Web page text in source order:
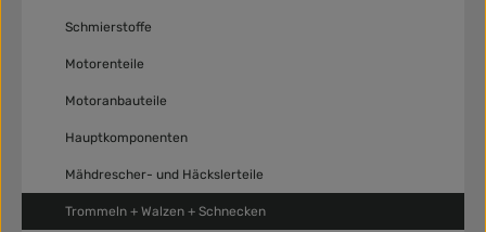
Schmierstoffe
Motorenteile
Motoranbauteile
Hauptkomponenten
Mähdrescher- und Häckslerteile
Trommeln + Walzen + Schnecken